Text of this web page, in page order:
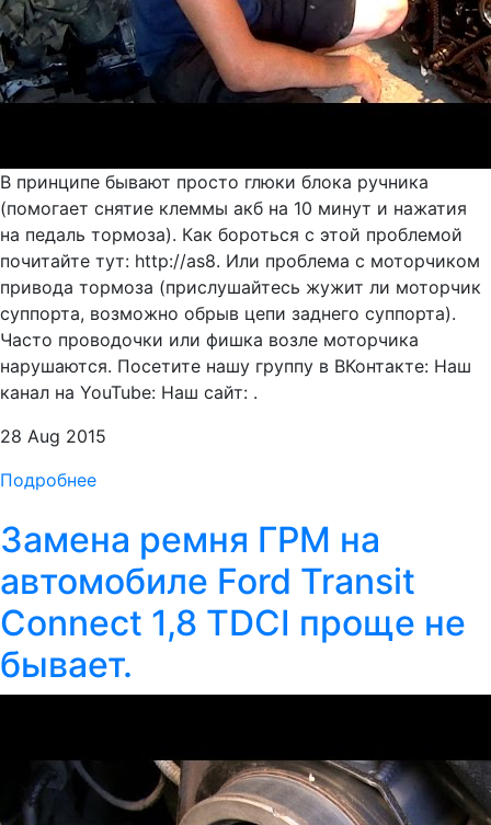
В принципе бывают просто глюки блока ручника
(помогает снятие клеммы акб на 10 минут и нажатия
на педаль тормоза). Как бороться с этой проблемой
почитайте тут: http://as8. Или проблема с моторчиком
привода тормоза (прислушайтесь жужит ли моторчик
суппорта, возможно обрыв цепи заднего суппорта).
Часто проводочки или фишка возле моторчика
нарушаются. Посетите нашу группу в ВКонтакте: Наш
канал на YouTube: Наш сайт: .
28 Aug 2015
Подробнее
Замена ремня ГРМ на
автомобиле Ford Transit
Connect 1,8 TDСI проще не
бывает.